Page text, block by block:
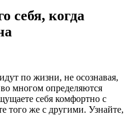
себя, когда
по жизни, не осознавая,
многом определяются
себя комфортно с
того же с другими. Узнайте,